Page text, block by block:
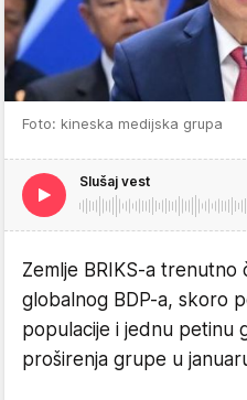
Foto: kineska medijska grupa
Slušaj vest
Zemlje BRIKS-a
globalnog BDP-a, skoro
populacije i jednu petinu
proširenja grupe u